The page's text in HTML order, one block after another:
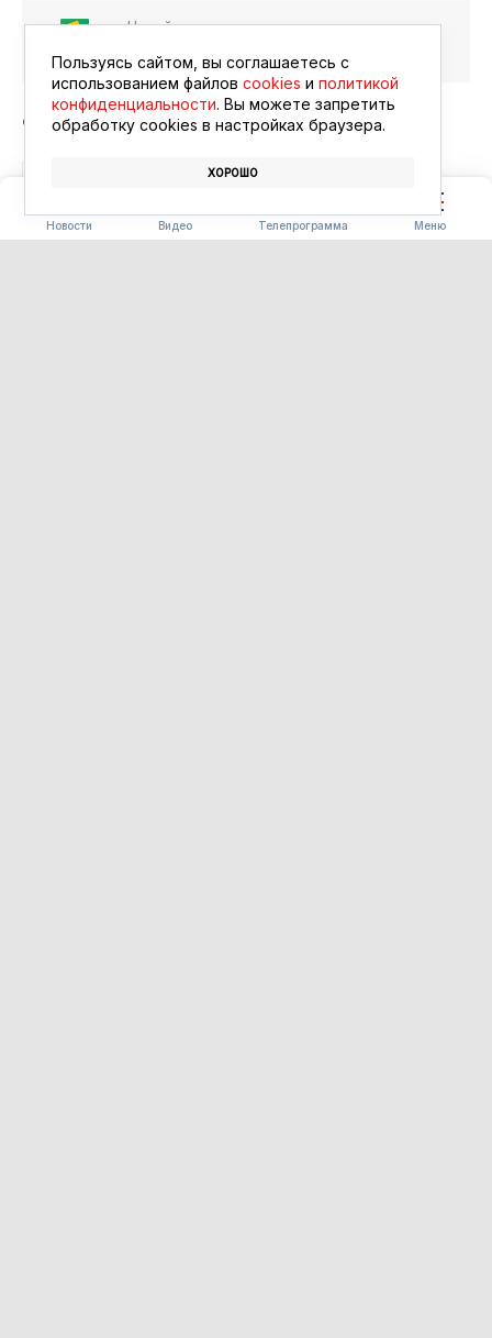
Новости Видео Телепрограмма Меню
Читайте в ленте
АФИША
Пользуясь сайтом, вы соглашаетесь с
использованием файлов cookies и политикой
конфиденциальности. Вы можете запретить
обработку сookies в настройках браузера.
ХОРОШО